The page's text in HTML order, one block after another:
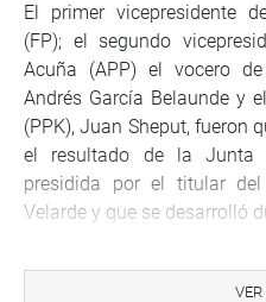
El primer vicepresidente
(FP); el segundo
Acuña (APP) el vocero
Andrés García Belaunde y
(PPK), Juan Sheput, fueron
el resultado de la Junta
presidida por el titular del
Velarde y que se desarrolló
Congreso, Mauricio